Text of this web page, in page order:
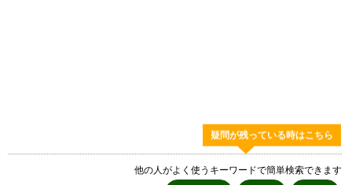
疑問が残っている時はこちら
他の人がよく使うキーワードで簡単検索できます